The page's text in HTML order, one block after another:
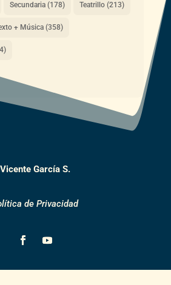
Secundaria(178) Teatrillo(213)
+ Música(358)
Vicente García S.
de Privacidad